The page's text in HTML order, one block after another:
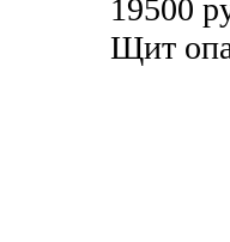
19500
Щит